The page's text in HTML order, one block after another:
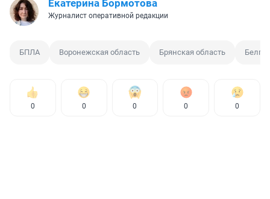
Екатерина Бормотова
Журналист оперативной редакции
БПЛА Воронежская область Брянская область
0 0 0 0 0